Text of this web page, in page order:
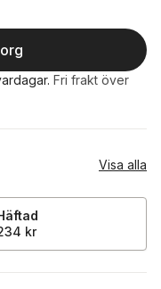
. Fri frakt över
Visa alla
kr